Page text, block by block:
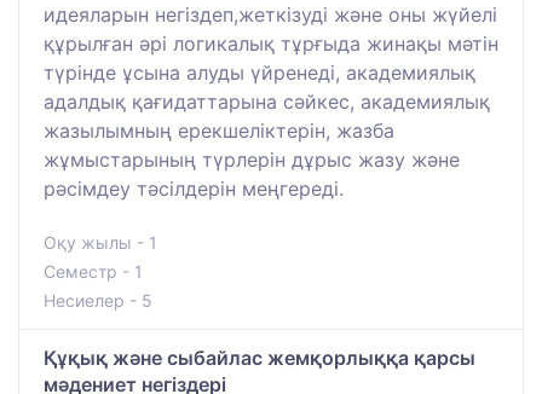
идеяларын негіздеп,жеткізуді және оны жүйелі
құрылған әрі логикалық тұрғыда жинақы мәтін
түрінде ұсына алуды үйренеді, академиялық
адалдық қағидаттарына сәйкес, академиялық
жазылымның ерекшеліктерін, жазба
жұмыстарының түрлерін дұрыс жазу және
рәсімдеу тәсілдерін меңгереді.
Оқу жылы - 1
Семестр - 1
Несиелер - 5
Құқық және сыбайлас жемқорлыққа қарсы
мәдениет негіздері